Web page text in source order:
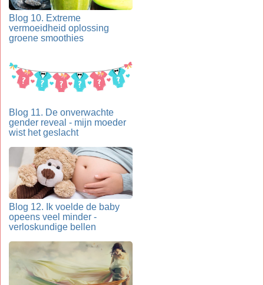
Blog 10. Extreme
vermoeidheid oplossing
groene smoothies
Blog 11. De onverwachte
gender reveal - mijn moeder
wist het geslacht
Blog 12. Ik voelde de baby
opeens veel minder -
verloskundige bellen